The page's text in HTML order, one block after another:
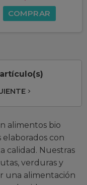
COMPRAR
navigate_next
alimentos bio
elaborados con
calidad. Nuestras
verduras y
una alimentación